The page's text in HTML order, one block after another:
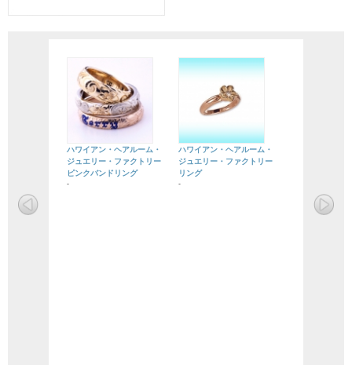
ハワイアン・ヘアルーム・
ジュエリー・ファクトリー
ピンクバンドリング
-
ハワイアン・ヘアルーム・
ジュエリー・ファクトリー
リング
-